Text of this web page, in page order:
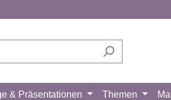
& Präsentationen Themen